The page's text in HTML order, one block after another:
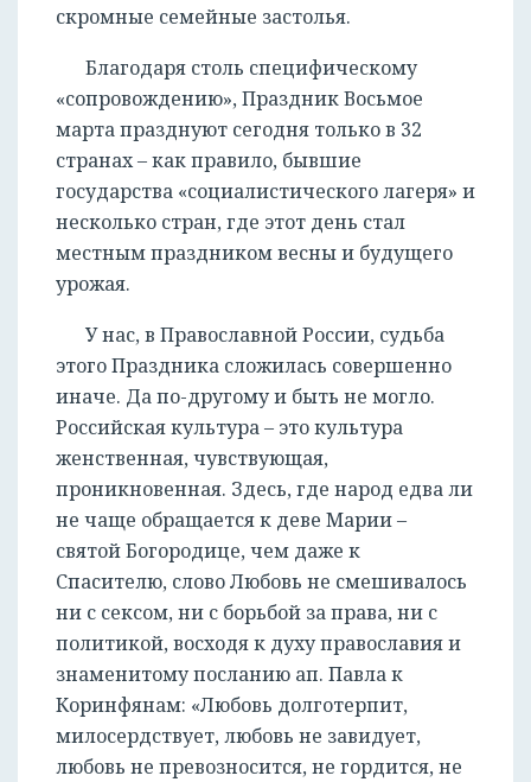
скромные семейные застолья.
Благодаря столь специфическому
«сопровождению», Праздник Восьмое
марта празднуют сегодня только в 32
странах – как правило, бывшие
государства «социалистического лагеря» и
несколько стран, где этот день стал
местным праздником весны и будущего
урожая.
У нас, в Православной России, судьба
этого Праздника сложилась совершенно
иначе. Да по-другому и быть не могло.
Российская культура – это культура
женственная, чувствующая,
проникновенная. Здесь, где народ едва ли
не чаще обращается к деве Марии –
святой Богородице, чем даже к
Спасителю, слово Любовь не смешивалось
ни с сексом, ни с борьбой за права, ни с
политикой, восходя к духу православия и
знаменитому посланию ап. Павла к
Коринфянам: «Любовь долготерпит,
милосердствует, любовь не завидует,
любовь не превозносится, не гордится, не